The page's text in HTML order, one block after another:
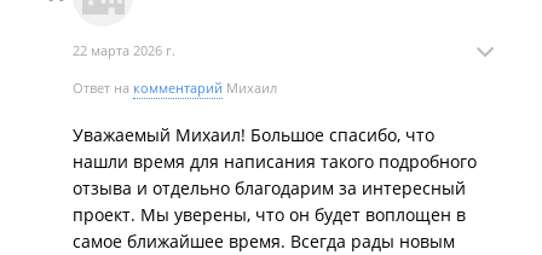
строительства.
3. Прохождение экспертизы проектной документации и
Филиал находится в БЦ " Первореченский".
22 марта 2026 г.
Ответ на комментарий Михаил
Уважаемый Михаил! Большое спасибо, что
нашли время для написания такого подробного
отзыва и отдельно благодарим за интересный
проект. Мы уверены, что он будет воплощен в
самое ближайшее время. Всегда рады новым